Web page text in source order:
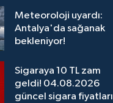
Meteoroloji uyardı:
Antalya'da sağanak
bekleniyor!
Sigaraya 10 TL zam
geldi! 04.08.2026
güncel sigara fiyatları